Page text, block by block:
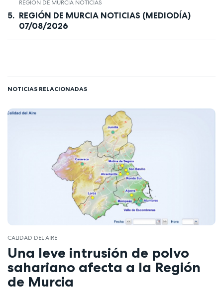
REGIÓN DE MURCIA NOTICIAS
REGIÓN DE MURCIA NOTICIAS (MEDIODÍA)
07/08/2026
NOTICIAS RELACIONADAS
CALIDAD DEL AIRE
Una leve intrusión de polvo
sahariano afecta a la Región
de Murcia